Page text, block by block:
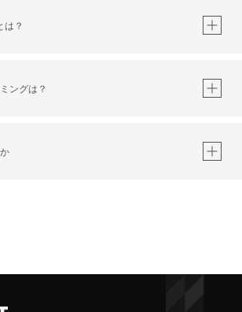
、クレジットカード決済による作品の購入 / レンタルです。
による作品の購入 / レンタルは、20％のポイント還元です。
は？
ングは？